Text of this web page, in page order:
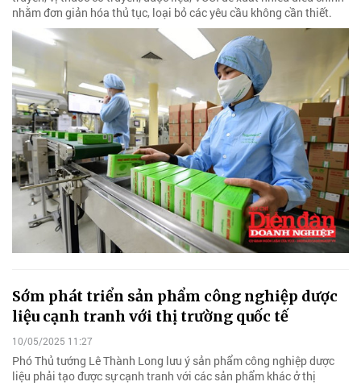
nhằm đơn giản hóa thủ tục, loại bỏ các yêu cầu không cần thiết.
Sớm phát triển sản phẩm công nghiệp dược
liệu cạnh tranh với thị trường quốc tế
10/05/2025 11:27
Phó Thủ tướng Lê Thành Long lưu ý sản phẩm công nghiệp dược
liệu phải tạo được sự cạnh tranh với các sản phẩm khác ở thị